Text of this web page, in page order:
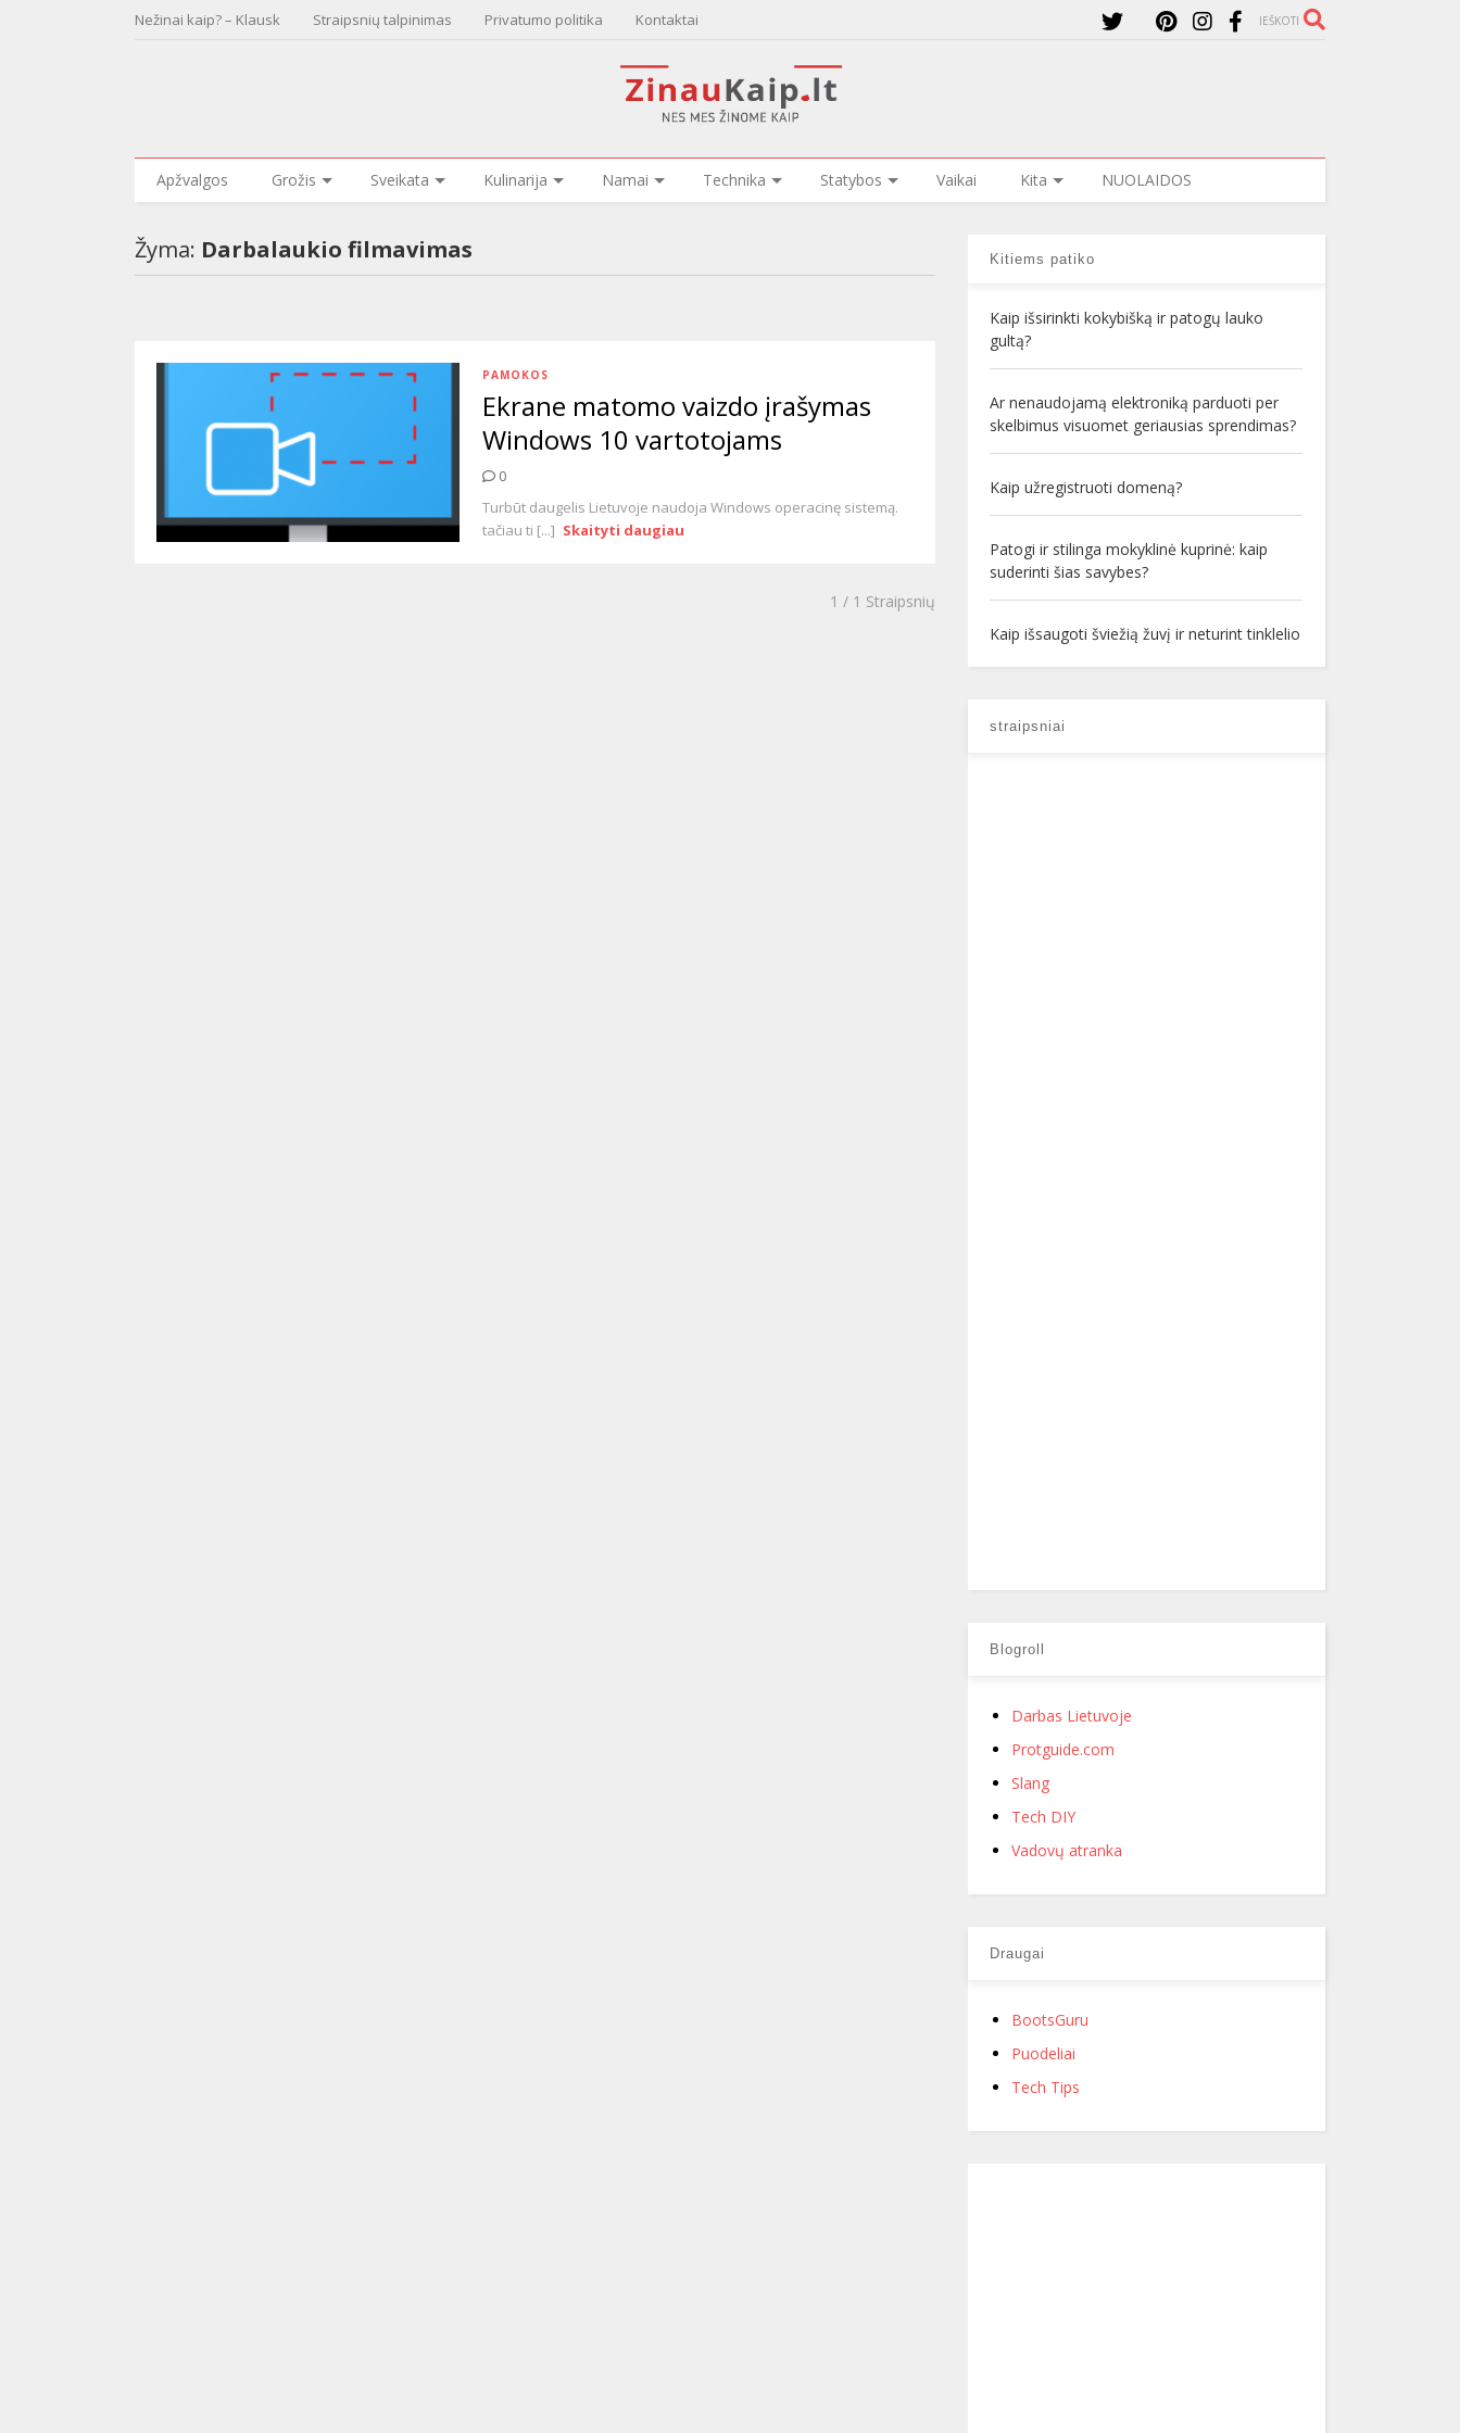
Nežinai kaip? – Klausk Straipsnių talpinimas Privatumo politika Kontaktai IEŠKOTI
Apžvalgos Grožis Sveikata Kulinarija Namai Technika Statybos Vaikai Kita NUOLAIDOS
Žyma: Darbalaukio filmavimas
PAMOKOS
Ekrane matomo vaizdo įrašymas
Windows 10 vartotojams
0
Turbūt daugelis Lietuvoje naudoja Windows operacinę sistemą.
tačiau ti [...] Skaityti daugiau
1 / 1 Straipsnių
Kitiems patiko
Kaip išsirinkti kokybišką ir patogų lauko
gultą?
Ar nenaudojamą elektroniką parduoti per
skelbimus visuomet geriausias sprendimas?
Kaip užregistruoti domeną?
Patogi ir stilinga mokyklinė kuprinė: kaip
suderinti šias savybes?
Kaip išsaugoti šviežią žuvį ir neturint tinklelio
straipsniai
Blogroll
Darbas Lietuvoje
Protguide.com
Slang
Tech DIY
Vadovų atranka
Draugai
BootsGuru
Puodeliai
Tech Tips